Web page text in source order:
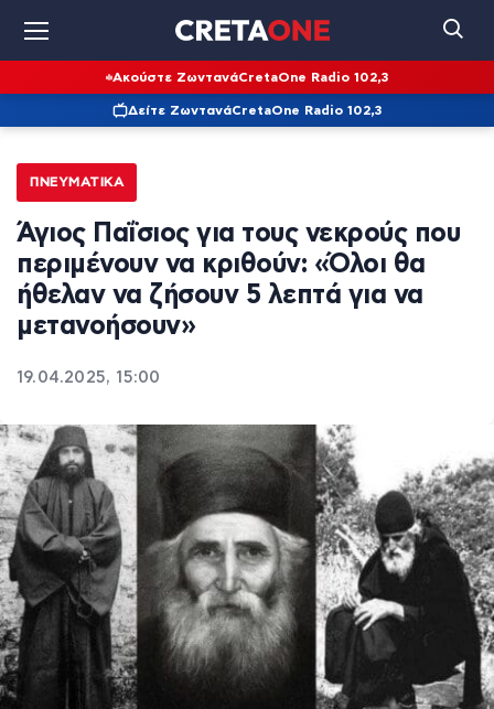
Ακούστε ΖωντανάCretaOne Radio 102,3
Δείτε ΖωντανάCretaOne Radio 102,3
ΠΝΕΥΜΑΤΙΚΆ
Άγιος Παΐσιος για τους νεκρούς που
περιμένουν να κριθούν: «Όλοι θα
ήθελαν να ζήσουν 5 λεπτά για να
μετανοήσουν»
19.04.2025, 15:00